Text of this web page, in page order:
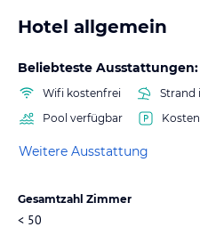
Hotel allgemein
Beliebteste Ausstattungen:
Wifi kostenfrei
Strand
Pool verfügbar
Weitere Ausstattung
Gesamtzahl Zimmer
< 50